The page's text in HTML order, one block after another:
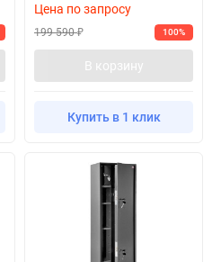
Цена по запросу
199 590₽ 100%
В корзину
Купить в 1 клик